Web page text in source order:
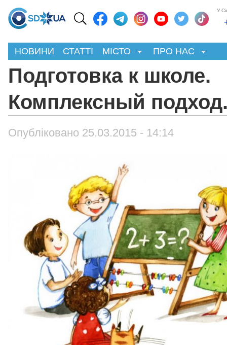
У
НОВИНИ СТАТТІ МІСТО ПРО НАС
Подготовка к школе.
Комплексный
Опубліковано 25.03.2015 - 14:14